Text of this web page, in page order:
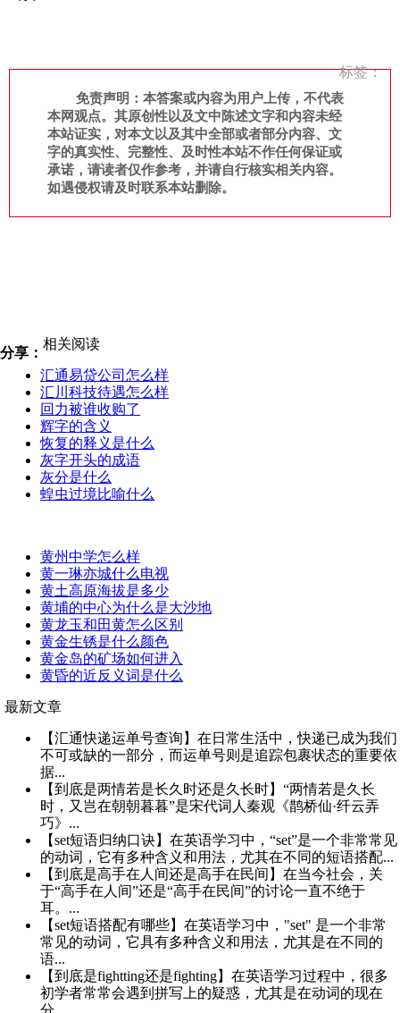
标签：
免责声明：本答案或内容为用户上传，不代表
本网观点。其原创性以及文中陈述文字和内容未经
本站证实，对本文以及其中全部或者部分内容、文
字的真实性、完整性、及时性本站不作任何保证或
承诺，请读者仅作参考，并请自行核实相关内容。
如遇侵权请及时联系本站删除。
分享：
相关阅读
汇通易贷公司怎么样
汇川科技待遇怎么样
回力被谁收购了
辉字的含义
恢复的释义是什么
灰字开头的成语
灰分是什么
蝗虫过境比喻什么
黄州中学怎么样
黄一琳亦城什么电视
黄土高原海拔是多少
黄埔的中心为什么是大沙地
黄龙玉和田黄怎么区别
黄金生锈是什么颜色
黄金岛的矿场如何进入
黄昏的近反义词是什么
最新文章
【汇通快递运单号查询】在日常生活中，快递已成为我们
不可或缺的一部分，而运单号则是追踪包裹状态的重要依
据...
【到底是两情若是长久时还是久长时】“两情若是久长
时，又岂在朝朝暮暮”是宋代词人秦观《鹊桥仙·纤云弄
巧》...
【set短语归纳口诀】在英语学习中，“set”是一个非常常见
的动词，它有多种含义和用法，尤其在不同的短语搭配...
【到底是高手在人间还是高手在民间】在当今社会，关
于“高手在人间”还是“高手在民间”的讨论一直不绝于
耳。...
【set短语搭配有哪些】在英语学习中，"set" 是一个非常
常见的动词，它具有多种含义和用法，尤其是在不同的
语...
【到底是fightting还是fighting】在英语学习过程中，很多
初学者常常会遇到拼写上的疑惑，尤其是在动词的现在
分...